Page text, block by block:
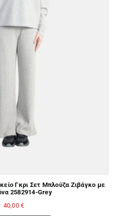
Γκρι Σετ Μπλούζα Ζιβάγκο με
2582914-Grey
40,00€